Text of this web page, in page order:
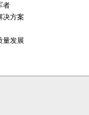
者
决方案
量发展